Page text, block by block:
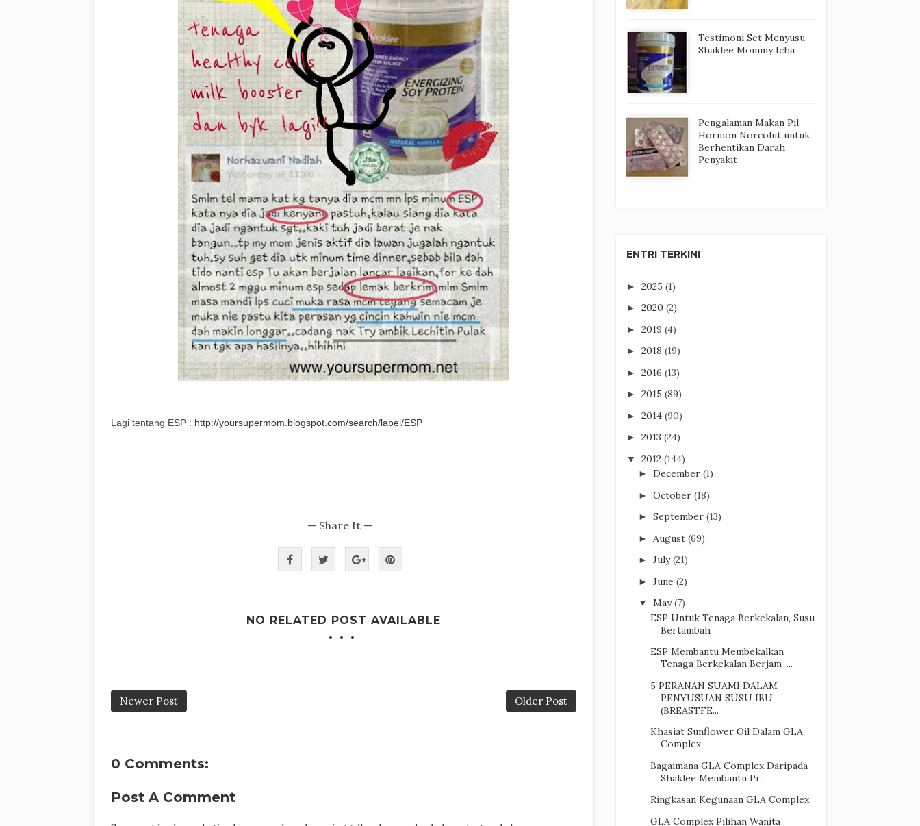
Lagi tentang ESP : http://yoursupermom.blogspot.com/search/label/ESP
— Share It —
NO RELATED POST AVAILABLE
Newer Post Older Post
0 Comments:
Post A Comment
Testimoni Set Menyusu
Shaklee Mommy Icha
Pengalaman Makan Pil
Hormon Norcolut untuk
Berhentikan Darah
Penyakit
ENTRI TERKINI
►2025(1)
►2020(2)
►2019(4)
►2018(19)
►2016(13)
►2015(89)
►2014(90)
►2013(24)
▼2012(144)
►December(1)
►October(18)
►September(13)
► August(69)
►July(21)
►June(2)
▼May(7)
ESP Untuk Tenaga Berkekalan, Susu
Bertambah
ESP Membantu Membekalkan
Tenaga Berkekalan Berjam-...
5 PERANAN SUAMI DALAM
PENYUSUAN SUSU IBU
(BREASTFE...
Khasiat Sunflower Oil Dalam GLA
Complex
Bagaimana GLA Complex Daripada
Shaklee Membantu Pr...
Ringkasan Kegunaan GLA Complex
GLA Complex Pilihan Wanita